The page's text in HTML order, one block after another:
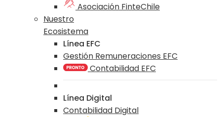
Asociación FinteChile
Nuestro
Ecosistema
Línea EFC
Gestión Remuneraciones EFC
Contabilidad EFC
Línea Digital
Contabilidad Digital